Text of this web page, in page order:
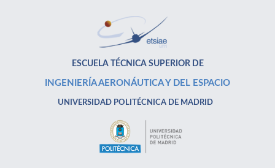
ESCUELA TÉCNICA SUPERIOR DE
INGENIERÍA AERONÁUTICA Y DEL ESPACIO
UNIVERSIDAD POLITÉCNICA DE MADRID